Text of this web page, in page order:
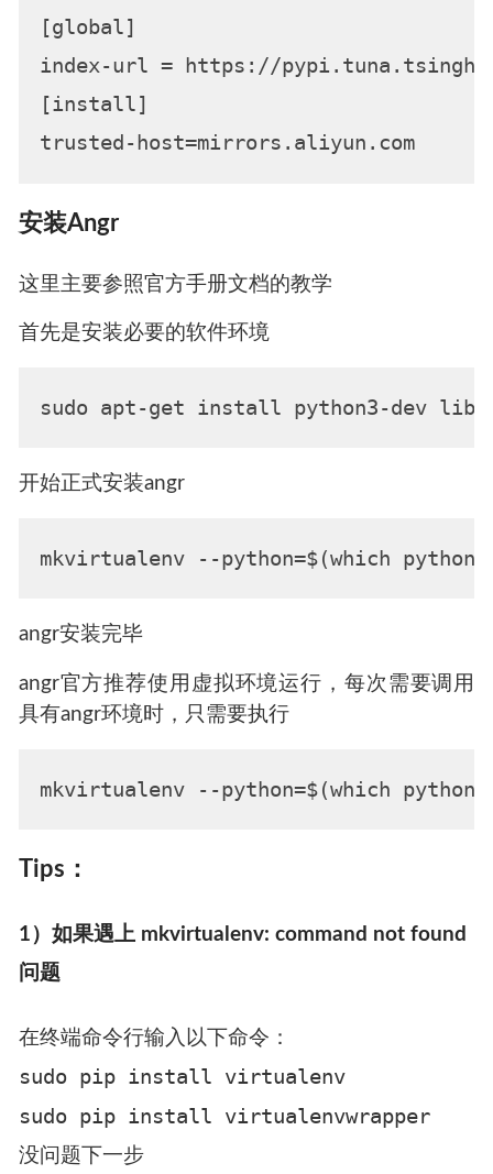
[global]
index-url = https://
[install]
trusted-host=mirrors.aliyun.com
安装Angr
这里主要参照官方手册文档的教学
首先是安装必要的软件环境
开始正式安装angr
angr安装完毕
angr官方推荐使用虚拟环境运行，每次需要调用
具有angr环境时，只需要执行
Tips：
1）如果遇上 mkvirtualenv: command not found
问题
在终端命令行输入以下命令：
sudo pip install virtualenv
sudo pip install virtualenvwrapper
没问题下一步